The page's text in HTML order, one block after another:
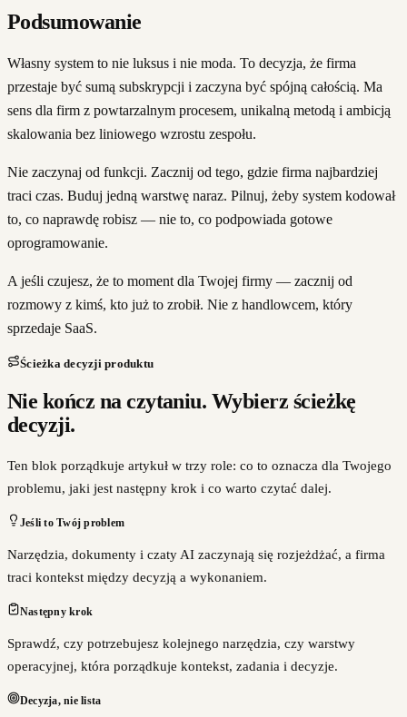
Podsumowanie
Własny system to nie luksus i nie moda. To decyzja, że firma
przestaje być sumą subskrypcji i zaczyna być spójną całością. Ma
sens dla firm z powtarzalnym procesem, unikalną metodą i ambicją
skalowania bez liniowego wzrostu zespołu.
Nie zaczynaj od funkcji. Zacznij od tego, gdzie firma najbardziej
traci czas. Buduj jedną warstwę naraz. Pilnuj, żeby system kodował
to, co naprawdę robisz — nie to, co podpowiada gotowe
oprogramowanie.
A jeśli czujesz, że to moment dla Twojej firmy — zacznij od
rozmowy z kimś, kto już to zrobił. Nie z handlowcem, który
sprzedaje SaaS.
Ścieżka decyzji produktu
Nie kończ na czytaniu. Wybierz ścieżkę
decyzji.
Ten blok porządkuje artykuł w trzy role: co to oznacza dla Twojego
problemu, jaki jest następny krok i co warto czytać dalej.
Jeśli to Twój problem
Narzędzia, dokumenty i czaty AI zaczynają się rozjeżdżać, a firma
traci kontekst między decyzją a wykonaniem.
Następny krok
Sprawdź, czy potrzebujesz kolejnego narzędzia, czy warstwy
operacyjnej, która porządkuje kontekst, zadania i decyzje.
Decyzja, nie lista